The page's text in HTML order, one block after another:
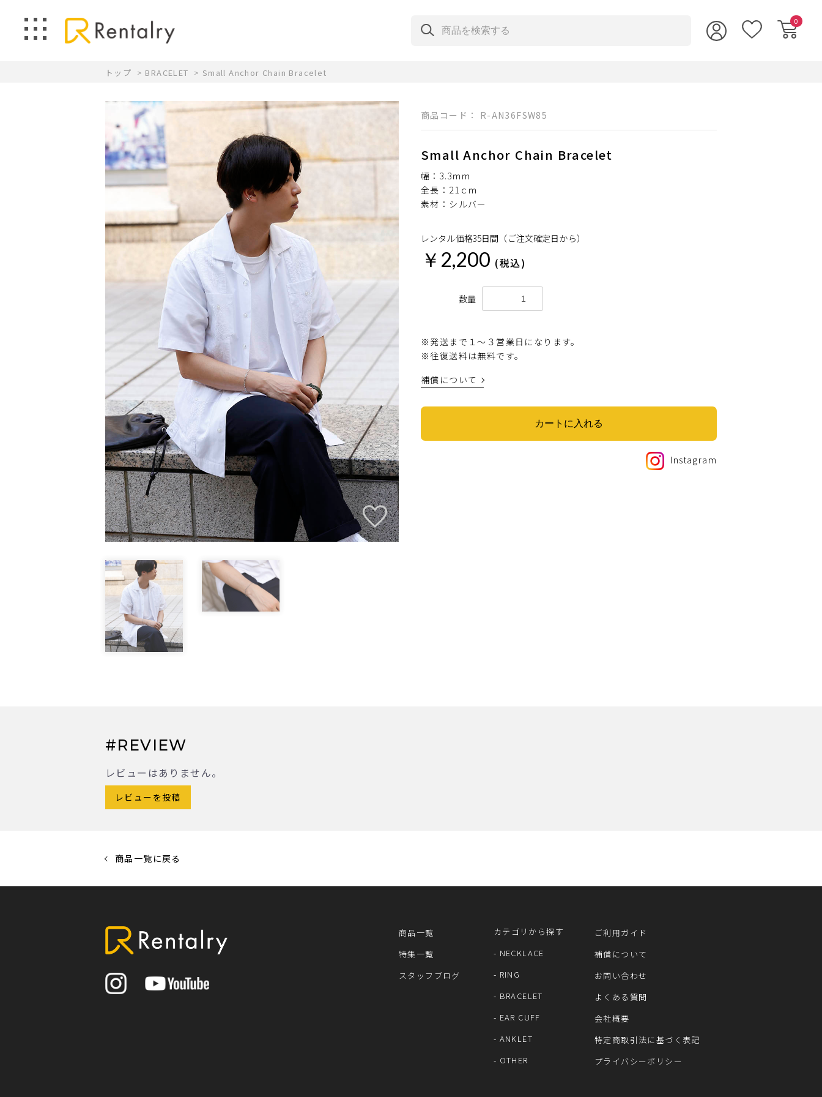
0
トップ BRACELET Small Anchor Chain Bracelet
商品コード： R-AN36FSW85
Small Anchor Chain Bracelet
幅：3.3ｍｍ
全長：21ｃｍ
素材：シルバー
レンタル価格35日間（ご注文確定日から）
￥2,200 (税込)
数量
※発送まで１〜３営業日になります。
※往復送料は無料です。
補償について
カートに入れる
Instagram
#REVIEW
レビューはありません。
レビューを投稿
商品一覧に戻る
商品一覧
特集一覧
スタッフブログ
カテゴリから探す
- NECKLACE
- RING
- BRACELET
- EAR CUFF
- ANKLET
- OTHER
ご利用ガイド
補償について
お問い合わせ
よくある質問
会社概要
特定商取引法に基づく表記
プライバシーポリシー